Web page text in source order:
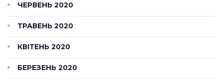
ЧЕРВЕНЬ 2020
ТРАВЕНЬ 2020
КВІТЕНЬ 2020
БЕРЕЗЕНЬ 2020